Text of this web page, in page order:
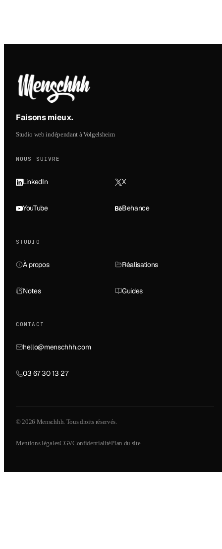
Faisons mieux.
Studio web indépendant à Volgelsheim
NOUS SUIVRE
LinkedIn X
YouTube Behance
STUDIO
À propos Réalisations
Notes Guides
CONTACT
hello@menschhh.com
03 67 30 13 27
© 2026 Menschhh. Tous droits réservés.
Mentions légalesCGVConfidentialitéPlan du site